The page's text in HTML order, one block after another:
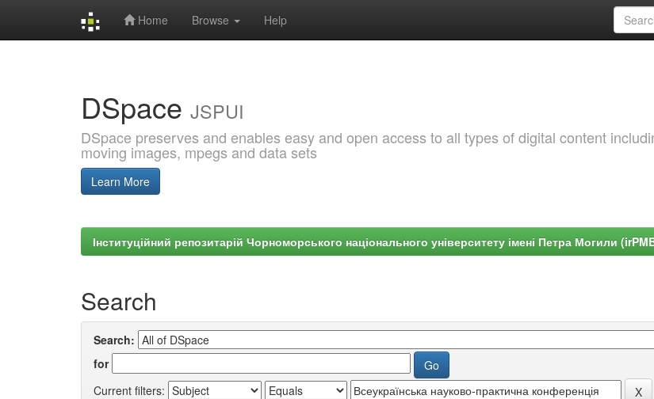
Home Browse Help
DSpace JSPUI
DSpace preserves and enables easy and open access to all types of digital content
moving images, mpegs and data sets
Learn More
Інституційний репозитарій Чорноморського національного університету імені Петра Могили
Search
Search:
for
Current filters: